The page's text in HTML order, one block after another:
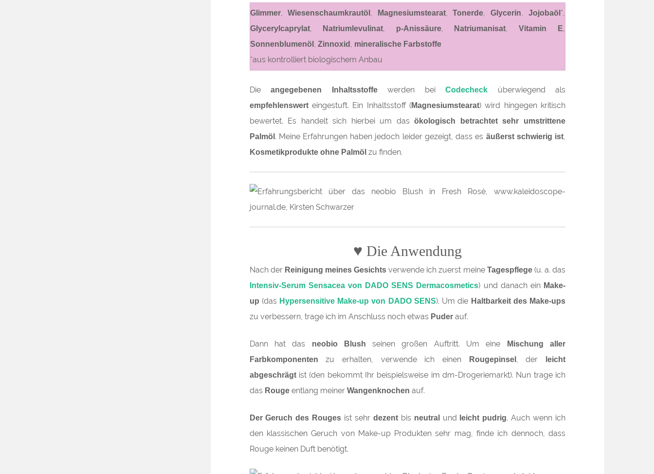
Glimmer,Wiesenschaumkrautöl , Magnesiumstearat,Tonerde,Glycerin, Jojobaöl *,
Glycerylcaprylat, Natriumlevulinat, p-Anissäure, Natriumanisat,Vitamin E,
Sonnenblumenöl , Zinnoxid , mineralische Farbstoffe
*aus kontrolliert biologischem Anbau
Dieangegebenen Inhaltsstoffewerden beiCodecheck überwiegend als
empfehlenswerteingestuft. Ein Inhaltsstoff (Magnesiumstearat) wird hingegen kritisch
bewertet. Es handelt sich hierbei um dasökologisch betrachtet sehr umstrittene
Palmöl . Meine Erfahrungen haben jedoch leider gezeigt, dass es äußerst schwierig ist,
Kosmetikprodukte ohne Palmöl zu finden.
♥ Die Anwendung
Nach der Reinigung meines Gesichts verwende ich zuerst meine Tagespflege(u. a. das
Intensiv-Serum Sensacea von DADO SENS Dermacosmetics) und danach ein Make-
up (das Hypersensitive Make-up von DADO SENS). Um die Haltbarkeit des Make-ups
zu verbessern, trage ich im Anschluss noch etwasPuderauf.
Dann hat das neobio Blush seinen großen Auftritt. Um eine
Mischung aller
Farbkomponenten zu erhalten, verwende ich einen Rougepinsel , der
leicht
abgeschrägtist (den bekommt Ihr beispielsweise im dm-Drogeriemarkt). Nun trage ich
das Rougeentlang meiner Wangenknochen auf.
Der Geruch des Rouges ist sehr dezentbis neutral und leicht pudrig. Auch wenn ich
den klassischen Geruch von Make-up Produkten sehr mag, finde ich dennoch, dass
Rouge keinen Duft benötigt.